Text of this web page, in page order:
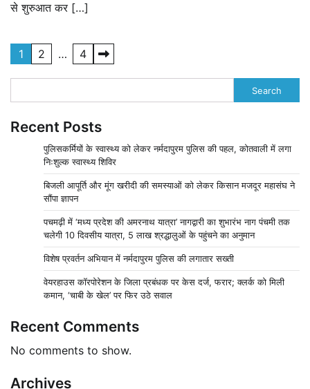
से शुरुआत कर […]
Posts
pagination
1 2 … 4
Search
Recent Posts
पुलिसकर्मियों के स्वास्थ्य को लेकर नर्मदापुरम पुलिस की पहल, कोतवाली में लगा
निःशुल्क स्वास्थ्य शिविर
बिजली आपूर्ति और मूंग खरीदी की समस्याओं को लेकर किसान मजदूर महासंघ ने
सौंपा ज्ञापन
पचमढ़ी में ‘मध्य प्रदेश की अमरनाथ यात्रा’ नागद्वारी का शुभारंभ नाग पंचमी तक
चलेगी 10 दिवसीय यात्रा, 5 लाख श्रद्धालुओं के पहुंचने का अनुमान
विशेष प्रवर्तन अभियान में नर्मदापुरम पुलिस की लगातार सख्ती
वेयरहाउस कॉरपोरेशन के जिला प्रबंधक पर केस दर्ज, फरार; क्लर्क को मिली
कमान, ‘चाबी के खेल’ पर फिर उठे सवाल
Recent Comments
No comments to show.
Archives